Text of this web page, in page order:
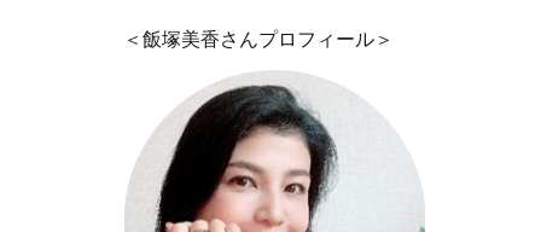
＜飯塚美香さんプロフィール＞